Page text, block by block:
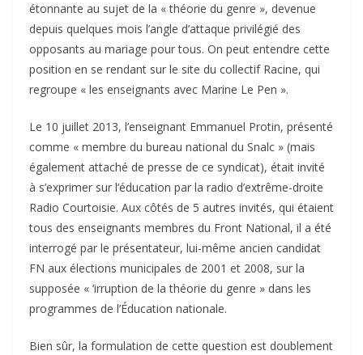
étonnante au sujet de la « théorie du genre », devenue
depuis quelques mois l’angle d’attaque privilégié des
opposants au mariage pour tous. On peut entendre cette
position en se rendant sur le site du collectif Racine, qui
regroupe « les enseignants avec Marine Le Pen ».
Le 10 juillet 2013, l’enseignant Emmanuel Protin, présenté
comme « membre du bureau national du Snalc » (mais
également attaché de presse de ce syndicat), était invité
à s’exprimer sur l’éducation par la radio d’extrême-droite
Radio Courtoisie. Aux côtés de 5 autres invités, qui étaient
tous des enseignants membres du Front National, il a été
interrogé par le présentateur, lui-même ancien candidat
FN aux élections municipales de 2001 et 2008, sur la
supposée « ‘irruption de la théorie du genre » dans les
programmes de l’Éducation nationale.
Bien sûr, la formulation de cette question est doublement